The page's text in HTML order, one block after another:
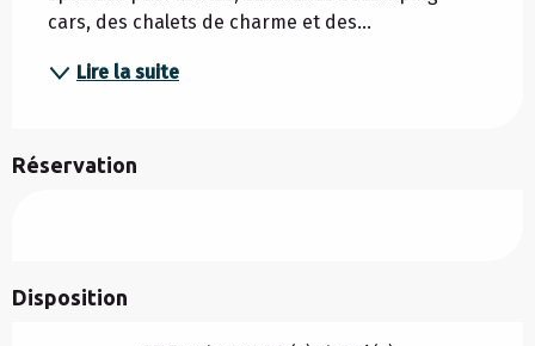
cars, des chalets de charme et des...
Lire la suite
Réservation
Disposition